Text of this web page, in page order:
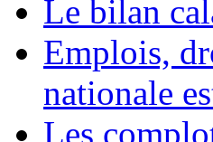
Le bilan
Emplois,
nationale
Les